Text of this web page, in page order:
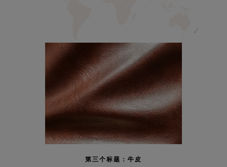
第三个标题：牛皮